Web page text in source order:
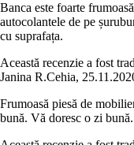
Banca este foarte
autocolantele de pe
cu suprafața.
Această recenzie a fost
Janina R.Cehia,
Frumoasă piesă de
bună. Vă doresc o zi bună.